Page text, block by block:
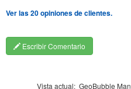
Ver las 20 opiniones de clientes.
Escribir Comentario
Vista actual: GeoBubble